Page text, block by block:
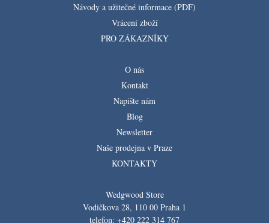
Návody a užitečné informace (PDF)
Vrácení zboží
PRO ZÁKAZNÍKY
O nás
Kontakt
Napište nám
Blog
Newsletter
Naše prodejna v Praze
KONTAKTY
Wedgwood Store
Vodičkova 28, 110 00 Praha 1
telefon: +420 222 314 767